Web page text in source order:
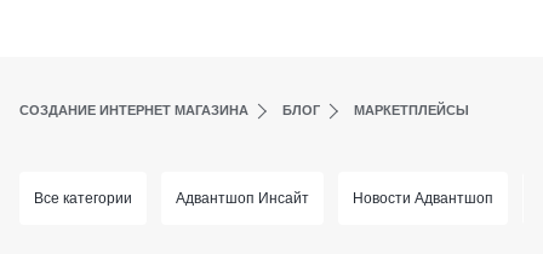
СОЗДАНИЕ ИНТЕРНЕТ МАГАЗИНА БЛОГ МАРКЕТПЛЕЙСЫ
Все категории Адвантшоп Инсайт Новости Адвантшоп